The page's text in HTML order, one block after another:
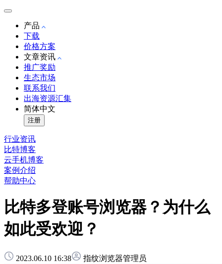
产品
下载
价格方案
文章资讯
推广奖励
生态市场
联系我们
出海资源汇集
简体中文
注册
行业资讯
比特博客
云手机博客
案例介绍
帮助中心
比特多登账号浏览器？为什么
如此受欢迎？
2023.06.10 16:38 指纹浏览器管理员